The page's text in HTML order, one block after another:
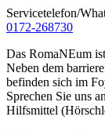
Servicetelefon/
0172-268730
Das RomaNEum
Neben dem
befinden sich im
Sprechen Sie uns
Hilfsmittel